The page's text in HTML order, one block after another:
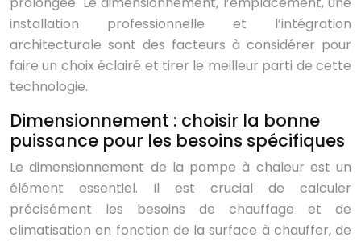
installation professionnelle et l’intégration
architecturale sont des facteurs à considérer pour
faire un choix éclairé et tirer le meilleur parti de cette
technologie.
Dimensionnement : choisir la bonne
puissance pour les besoins spécifiques
Le dimensionnement de la pompe à chaleur est un
élément essentiel. Il est crucial de calculer
précisément les besoins de chauffage et de
climatisation en fonction de la surface à chauffer, de